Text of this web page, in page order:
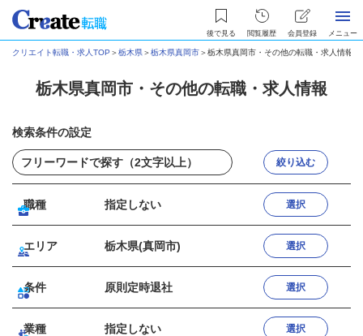
後で見る 閲覧履歴 会員登録 メニュー
クリエイト転職・求人TOP ＞栃木県＞栃木県真岡市＞栃木県真岡市・その他の転職・求人情報
栃木県真岡市・その他の転職・求人情報
検索条件の設定
絞り込む
職種 指定しない 選択
エリア 栃木県(真岡市) 選択
条件 原則定時退社 選択
業種 指定しない 選択